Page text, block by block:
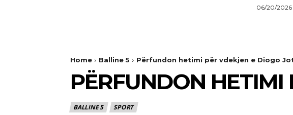
06/20/2026